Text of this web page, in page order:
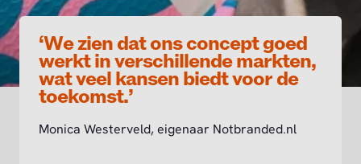
‘We zien dat ons concept goed
werkt in verschillende markten,
wat veel kansen biedt voor de
toekomst.’
Monica Westerveld, eigenaar Notbranded.nl